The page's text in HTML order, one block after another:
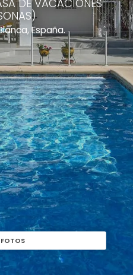
DE VACACIONES
España.
FOTOS